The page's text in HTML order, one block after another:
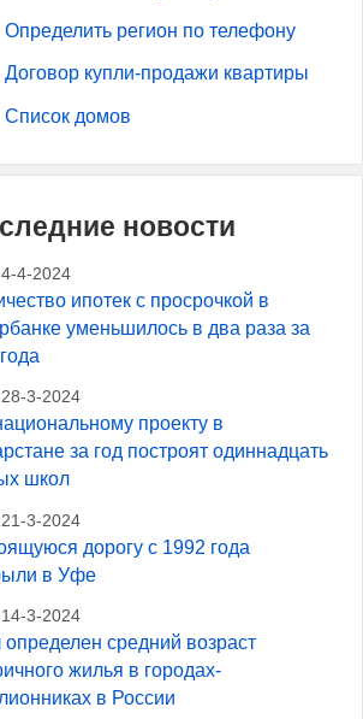
Определить регион по телефону
Договор купли-продажи квартиры
Список домов
новости
4-4-2024
ипотек с просрочкой в
уменьшилось в два раза за
28-3-2024
проекту в
за год построят одиннадцать
школ
21-3-2024
дорогу с 1992 года
в Уфе
14-3-2024
средний возраст
жилья в городах-
в России